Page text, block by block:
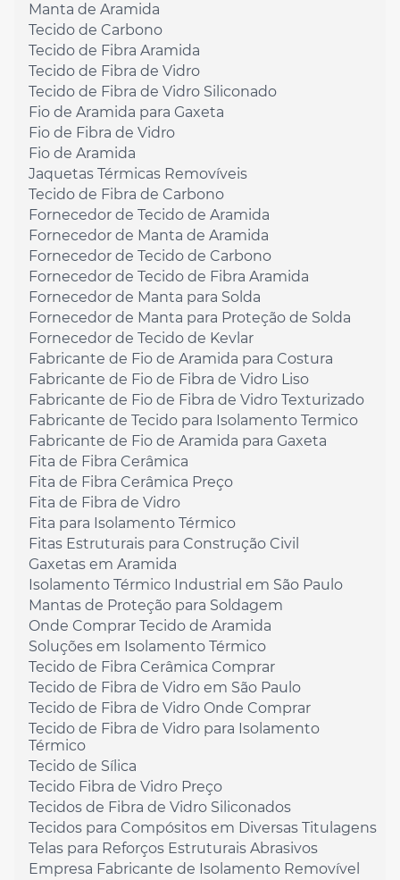
Manta de Aramida
Tecido de Carbono
Tecido de Fibra Aramida
Tecido de Fibra de Vidro
Tecido de Fibra de Vidro Siliconado
Fio de Aramida para Gaxeta
Fio de Fibra de Vidro
Fio de Aramida
Jaquetas Térmicas Removíveis
Tecido de Fibra de Carbono
Fornecedor de Tecido de Aramida
Fornecedor de Manta de Aramida
Fornecedor de Tecido de Carbono
Fornecedor de Tecido de Fibra Aramida
Fornecedor de Manta para Solda
Fornecedor de Manta para Proteção de Solda
Fornecedor de Tecido de Kevlar
Fabricante de Fio de Aramida para Costura
Fabricante de Fio de Fibra de Vidro Liso
Fabricante de Fio de Fibra de Vidro Texturizado
Fabricante de Tecido para Isolamento Termico
Fabricante de Fio de Aramida para Gaxeta
Fita de Fibra Cerâmica
Fita de Fibra Cerâmica Preço
Fita de Fibra de Vidro
Fita para Isolamento Térmico
Fitas Estruturais para Construção Civil
Gaxetas em Aramida
Isolamento Térmico Industrial em São Paulo
Mantas de Proteção para Soldagem
Onde Comprar Tecido de Aramida
Soluções em Isolamento Térmico
Tecido de Fibra Cerâmica Comprar
Tecido de Fibra de Vidro em São Paulo
Tecido de Fibra de Vidro Onde Comprar
Tecido de Fibra de Vidro para Isolamento
Térmico
Tecido de Sílica
Tecido Fibra de Vidro Preço
Tecidos de Fibra de Vidro Siliconados
Tecidos para Compósitos em Diversas Titulagens
Telas para Reforços Estruturais Abrasivos
Empresa Fabricante de Isolamento Removível